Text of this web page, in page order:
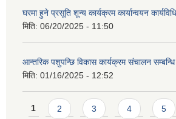
घरमा हुने प्रसूति शून्य कार्यक्रम कार्यान्वयन
मिति: 06/20/2025 - 11:50
आन्तरिक पशुपन्छि विकास कार्यक्रम संचालन सम्बन्धि
मिति: 01/16/2025 - 12:52
Pages
1 2 3 4 5